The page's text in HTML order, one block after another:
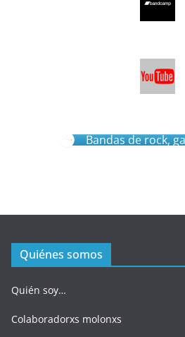
Bandas de rock,
Quiénes somos
Quién soy…
Colaboradorxs molonxs